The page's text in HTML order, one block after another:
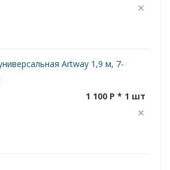
Artway 1,9 м, 7-
1 100 P * 1 шт